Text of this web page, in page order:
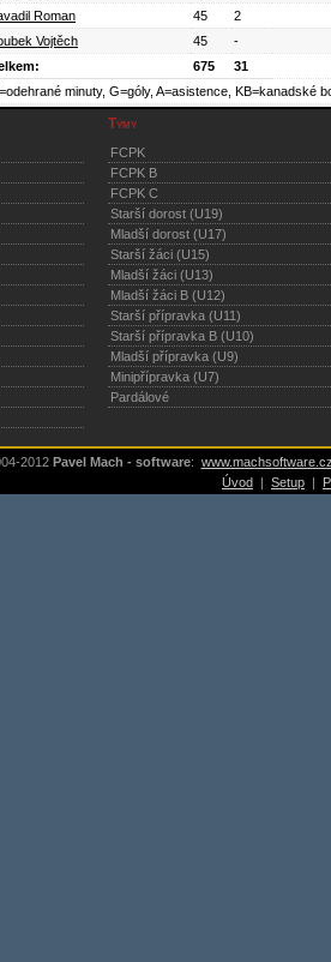
Roman
45
2
Vojtěch
45
-
675
31
minuty, G=góly, A=asistence, KB=kanadské
Týmy
FCPK
FCPK B
FCPK C
Starší dorost (U19)
Mladší dorost (U17)
Starší žáci (U15)
Mladší žáci (U13)
Mladší žáci B (U12)
Starší přípravka (U11)
Starší přípravka B (U10)
Mladší přípravka (U9)
Minipřípravka (U7)
Pardálové
2012 Pavel Mach - software:
Úvod | Setup |